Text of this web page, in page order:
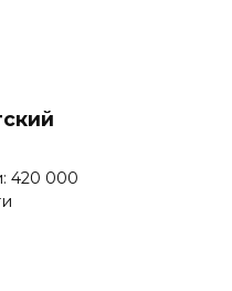
420 000